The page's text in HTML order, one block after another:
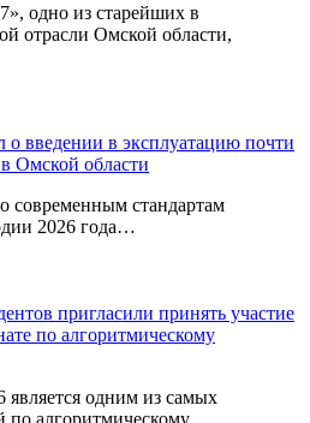
одно из старейших в
отрасли Омской области,
введении в эксплуатацию почти
Омской области
современным стандартам
2026 года…
пригласили принять участие
по алгоритмическому
одним из самых
по алгоритмическому…